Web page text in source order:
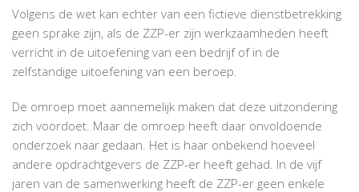
Volgens de wet kan echter van een fictieve dienstbetrekking
geen sprake zijn, als de ZZP-er zijn werkzaamheden heeft
verricht in de uitoefening van een bedrijf of in de
zelfstandige uitoefening van een beroep.
De omroep moet aannemelijk maken dat deze uitzondering
zich voordoet. Maar de omroep heeft daar onvoldoende
onderzoek naar gedaan. Het is haar onbekend hoeveel
andere opdrachtgevers de ZZP-er heeft gehad. In de vijf
jaren van de samenwerking heeft de ZZP-er geen enkele